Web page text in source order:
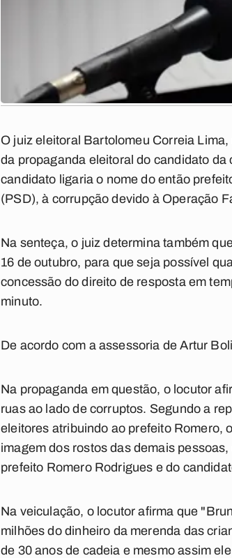
O juiz eleitoral Bartolomeu Correia
da propaganda eleitoral do candidato
candidato ligaria o nome do então
(PSD), à corrupção devido à Operação
Na senteça, o juiz determina também
16 de outubro, para que seja possível
concessão do direito de resposta em
minuto.
De acordo com a assessoria de Artur
Na propaganda em questão, o locutor
ruas ao lado de corruptos. Segundo a
eleitores atribuindo ao prefeito Romero,
imagem dos rostos das demais
prefeito Romero Rodrigues e do
Na veiculação, o locutor afirma que
milhões do dinheiro da merenda das
de 30 anos de cadeia e mesmo assim